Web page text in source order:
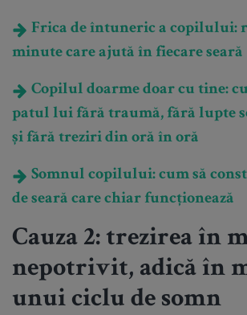
Frica de întuneric a copilului:
minute care ajută în fiecare seară
Copilul doarme doar cu tine:
patul lui fără traumă, fără lupte
și fără treziri din oră în oră
Somnul copilului: cum să
de seară care chiar funcționează
Cauza 2: trezirea în
nepotrivit, adică în
unui ciclu de somn